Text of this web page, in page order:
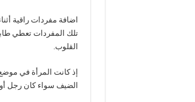
اضافة مفردات راقية
تلك المفردات تعطي
القلوب.
إذ كانت المرأة في
الضيف سواء كان رجل أو